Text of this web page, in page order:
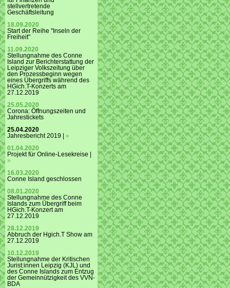
stellvertretende
Geschäftsleitung
18.09.2020
Start der Reihe "Inseln der
Freiheit"
11.09.2020
Stellungnahme des Conne
Island zur Berichterstattung der
Leipziger Volkszeitung über
den Prozessbeginn wegen
eines Übergriffs während des
HGich.T-Konzerts am
27.12.2019
25.05.2020
Corona: Öffnungszeiten und
Jahrestickets
25.04.2020
Jahresbericht 2019 | »
01.04.2020
Projekt für Online-Lesekreise |
»
16.03.2020
Conne Island geschlossen
08.01.2020
Stellungnahme des Conne
Islands zum Übergriff beim
HGich.T-Konzert am
27.12.2019
28.12.2019
Abbruch der Hgich.T Show am
27.12.2019
10.12.2019
Stellungnahme der Kritischen
Jurist:innen Leipzig (KJL) und
des Conne Islands zum Entzug
der Gemeinnützigkeit des VVN-
BDA